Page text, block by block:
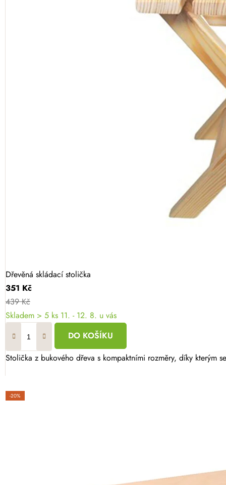
Dřevěná skládací stolička
351 Kč
439 Kč
Skladem > 5 ks 11. - 12. 8. u vás
DO KOŠÍKU
Stolička z bukového dřeva s kompaktními rozměry, díky kterým
-20%